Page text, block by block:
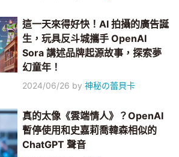
這一天來得好快！AI 拍攝的廣告誕
生，玩具反斗城攜手 OpenAI
Sora 講述品牌起源故事，探索夢
幻童年！
2024/06/26 by神秘の蕾貝卡
真的太像《雲端情人》？OpenAI
暫停使用和史嘉莉喬韓森相似的
ChatGPT 聲音